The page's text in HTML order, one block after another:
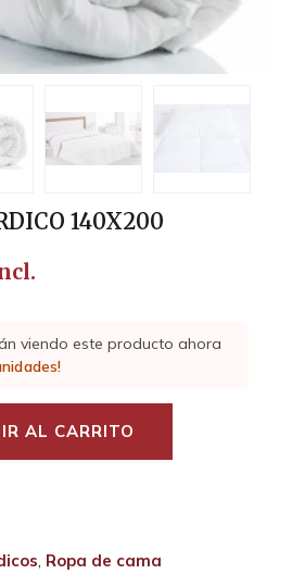
140X200
viendo este producto ahora
AL CARRITO
Ropa de cama